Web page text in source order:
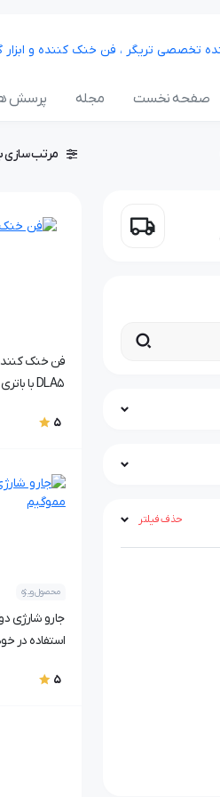
صفحه نخست مجله پرسش
حذف فیلتر
مرتب سازی
DLA5 با باتری 1200ma اورجینال
5
محصول ویژه
استفاده در
5